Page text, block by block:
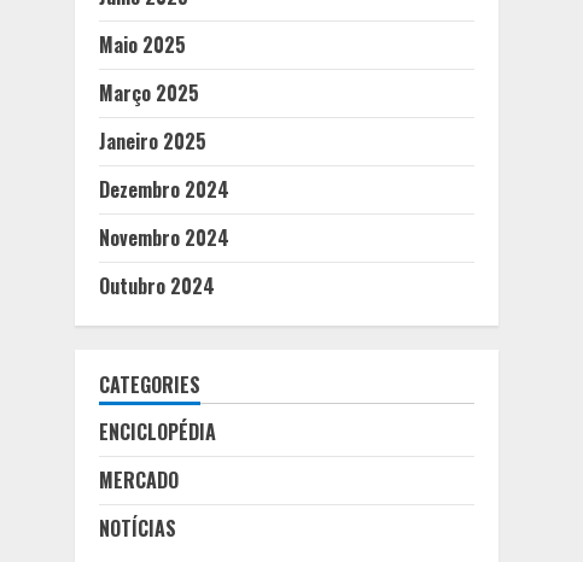
Maio 2025
Março 2025
Janeiro 2025
Dezembro 2024
Novembro 2024
Outubro 2024
CATEGORIES
ENCICLOPÉDIA
MERCADO
NOTÍCIAS